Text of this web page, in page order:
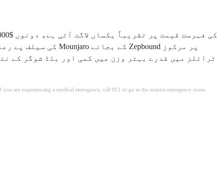
are experiencing a medical emergency, call 911 or go to the nearest emergency room